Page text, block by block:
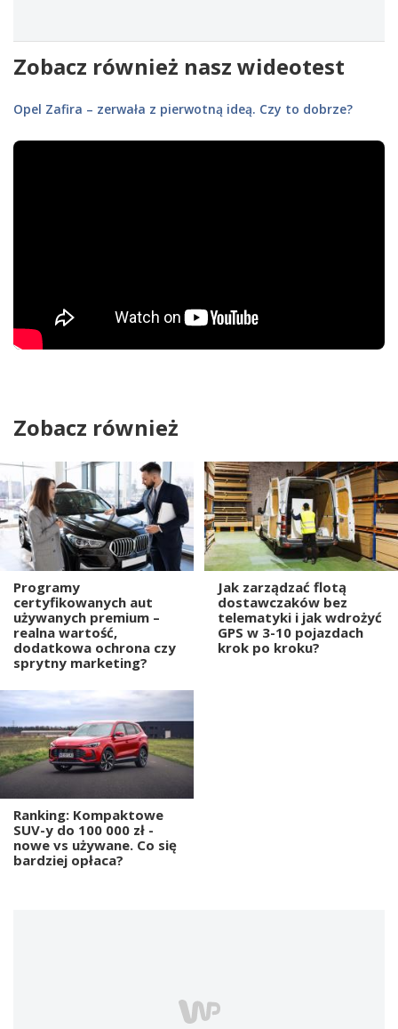
Zobacz również nasz wideotest
Opel Zafira – zerwała z pierwotną ideą. Czy to dobrze?
Zobacz również
Programy
certyfikowanych aut
używanych premium –
realna wartość,
dodatkowa ochrona czy
sprytny marketing?
Jak zarządzać flotą
dostawczaków bez
telematyki i jak wdrożyć
GPS w 3-10 pojazdach
krok po kroku?
Ranking: Kompaktowe
SUV-y do 100 000 zł -
nowe vs używane. Co się
bardziej opłaca?